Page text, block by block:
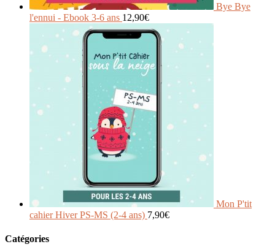
Bye Bye
l'ennui - Ebook 3-6 ans 12,90€
Mon P'tit
cahier Hiver PS-MS (2-4 ans) 7,90€
Catégories